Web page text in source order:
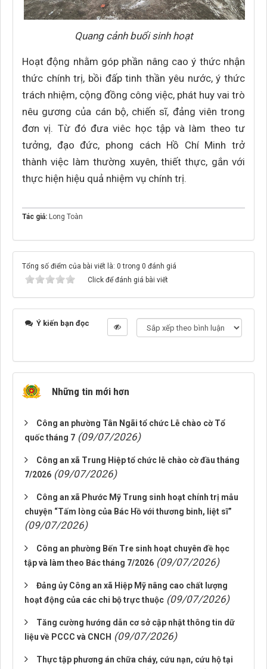
Quang cảnh buổi sinh hoạt
Hoạt động nhằm góp phần nâng cao ý thức nhận
thức chính trị, bồi đấp tinh thần yêu nước, ý thức
trách nhiệm, cộng đồng công việc, phát huy vai trò
nêu gương của cán bộ, chiến sĩ, đảng viên trong
đơn vị. Từ đó đưa viêc học tập và làm theo tư
tưởng, đạo đức, phong cách Hồ Chí Minh trở
thành việc làm thường xuyên, thiết thực, gắn với
thực hiện hiệu quả nhiệm vụ chính trị.
Tác giả: Long Toàn
Tổng số điểm của bài viết là: 0 trong 0 đánh giá
Click để đánh giá bài viết
Ý kiến bạn đọc
Những tin mới hơn
Công an phường Tân Ngãi tổ chức Lễ chào cờ Tổ
quốc tháng 7 (09/07/2026)
Công an xã Trung Hiệp tổ chức lễ chào cờ đầu tháng
7/2026 (09/07/2026)
Công an xã Phước Mỹ Trung sinh hoạt chính trị mẫu
chuyện “Tấm lòng của Bác Hồ với thương binh, liệt sĩ”
(09/07/2026)
Công an phường Bến Tre sinh hoạt chuyên đề học
tập và làm theo Bác tháng 7/2026 (09/07/2026)
Đảng ủy Công an xã Hiệp Mỹ nâng cao chất lượng
hoạt động của các chi bộ trực thuộc (09/07/2026)
Tăng cường hướng dẫn cơ sở cập nhật thông tin dữ
liệu về PCCC và CNCH (09/07/2026)
Thực tập phương án chữa cháy, cứu nạn, cứu hộ tại